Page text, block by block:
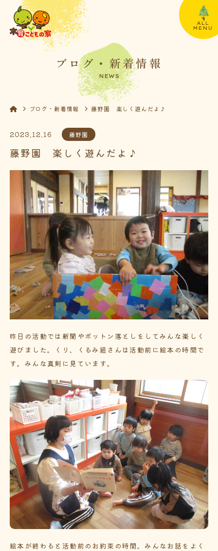
ALL
MENU
ブログ・新着情報
NEWS
ブログ・新着情報 藤野園 楽しく遊んだよ♪
2023.12.16 藤野園
藤野園 楽しく遊んだよ♪
昨日の活動では新聞やポットン落としをしてみんな楽しく
遊びました。くり、くるみ組さんは活動前に絵本の時間で
す。みんな真剣に見ています。
絵本が終わると活動前のお約束の時間。みんなお話をよく